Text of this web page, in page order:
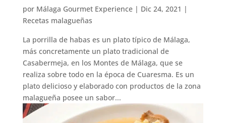
por Málaga Gourmet Experience| Dic 24, 2021 |
Recetas malagueñas
La porrilla de habas es un plato típico de Málaga,
más concretamente un plato tradicional de
Casabermeja, en los Montes de Málaga, que se
realiza sobre todo en la época de Cuaresma. Es un
plato delicioso y elaborado con productos de la zona
malagueña posee un sabor...